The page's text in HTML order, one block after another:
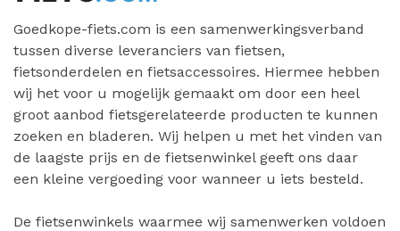
Goedkope-fiets.com is een samenwerkingsverband
tussen diverse leveranciers van fietsen,
fietsonderdelen en fietsaccessoires. Hiermee hebben
wij het voor u mogelijk gemaakt om door een heel
groot aanbod fietsgerelateerde producten te kunnen
zoeken en bladeren. Wij helpen u met het vinden van
de laagste prijs en de fietsenwinkel geeft ons daar
een kleine vergoeding voor wanneer u iets besteld.
De fietsenwinkels waarmee wij samenwerken voldoen